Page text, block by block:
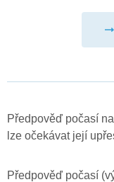
Předpověď počasí
lze očekávat její
Předpověď počasí